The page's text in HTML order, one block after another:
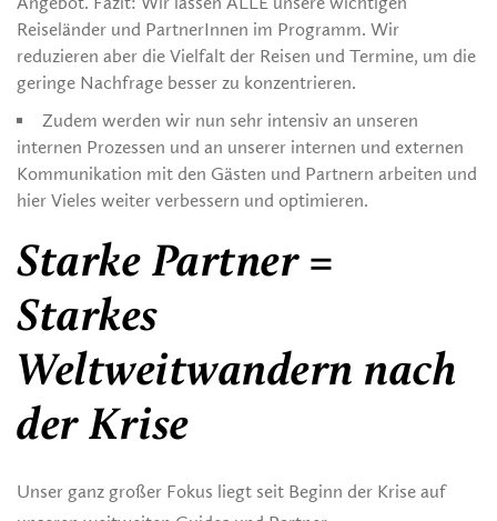
Reiseländer und PartnerInnen im Programm. Wir
reduzieren aber die Vielfalt der Reisen und Termine, um die
geringe Nachfrage besser zu konzentrieren.
Zudem werden wir nun sehr intensiv an unseren
internen Prozessen und an unserer internen und externen
Kommunikation mit den Gästen und Partnern arbeiten und
hier Vieles weiter verbessern und optimieren.
Starke Partner =
Starkes
Weltweitwandern nach
der Krise
Unser ganz großer Fokus liegt seit Beginn der Krise auf